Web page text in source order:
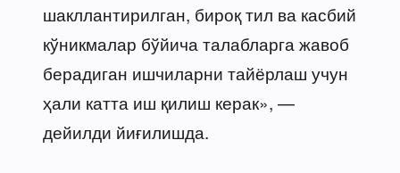
шакллантирилган, бироқ тил ва касбий
кўникмалар бўйича талабларга жавоб
берадиган ишчиларни тайёрлаш учун
ҳали катта иш қилиш керак», —
дейилди йиғилишда.